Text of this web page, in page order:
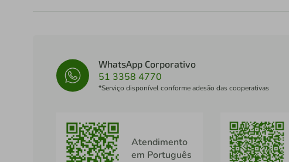
WhatsApp Corporativo
51 3358 4770
*Serviço disponível conforme adesão das cooperativas
Atendimento
em Português